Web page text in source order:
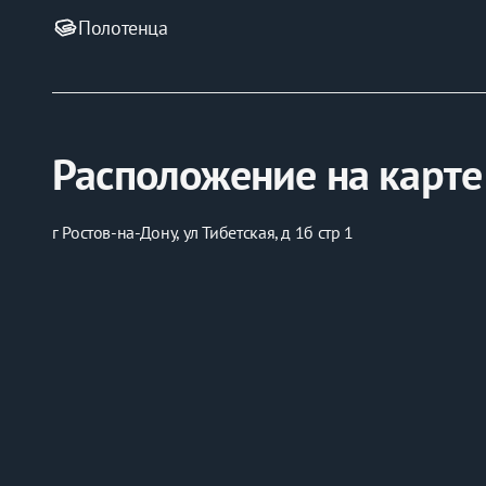
Полотенца
Расположение на карте
г Ростов-на-Дону, ул Тибетская, д 1б стр 1